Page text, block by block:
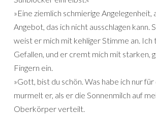
»Eine ziemlich schmierige Angelegenheit,
Angebot, das ich nicht ausschlagen kann.
weist er mich mit kehliger Stimme an. Ich
Gefallen, und er cremt mich mit starken,
Fingern ein.
»Gott, bist du schön. Was habe ich nur für
murmelt er, als er die Sonnenmilch auf
Oberkörper verteilt.